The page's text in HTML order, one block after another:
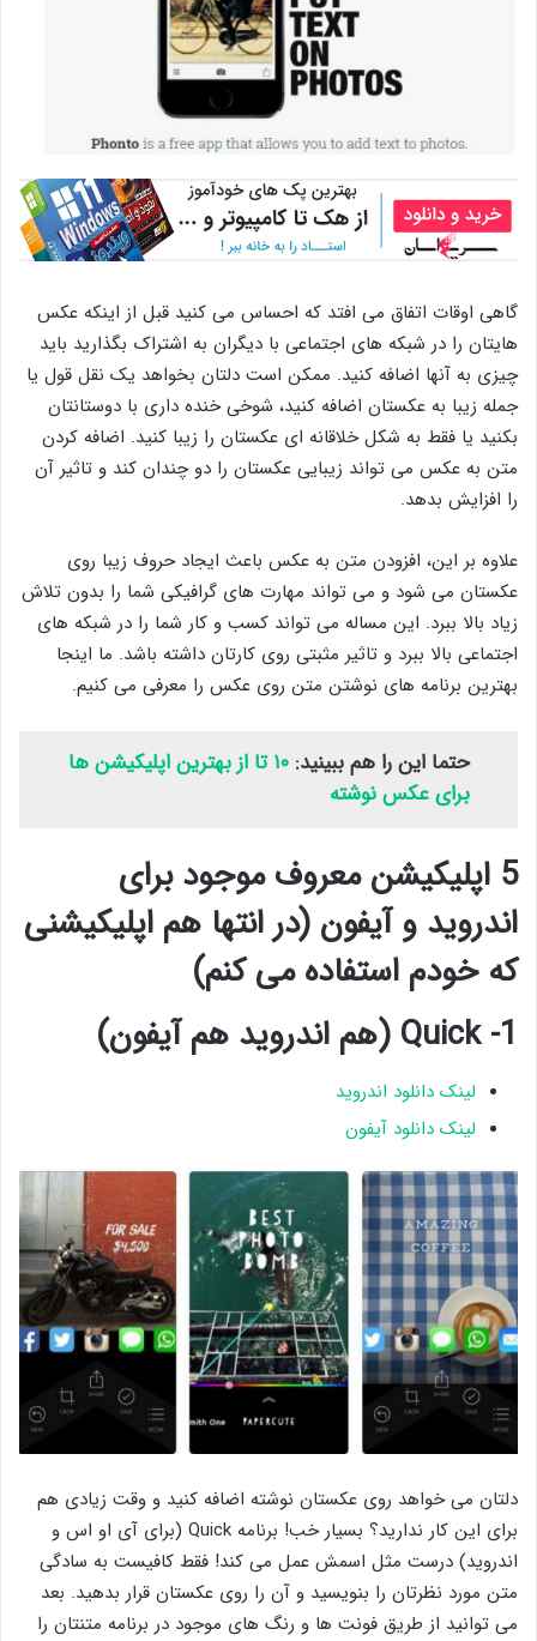
گاهی اوقات اتفاق می افتد که احساس می کنید قبل از اینکه عکس
هایتان را در شبکه های اجتماعی با دیگران به اشتراک بگذارید باید
چیزی به آنها اضافه کنید. ممکن است دلتان بخواهد یک نقل قول یا
جمله زیبا به عکستان اضافه کنید، شوخی خنده داری با دوستانتان
بکنید یا فقط به شکل خلاقانه ای عکستان را زیبا کنید. اضافه کردن
متن به عکس می تواند زیبایی عکستان را دو چندان کند و تاثیر آن
را افزایش بدهد.
علاوه بر این، افزودن متن به عکس باعث ایجاد حروف زیبا روی
عکستان می شود و می تواند مهارت های گرافیکی شما را بدون تلاش
زیاد بالا ببرد. این مساله می تواند کسب و کار شما را در شبکه های
اجتماعی بالا ببرد و تاثیر مثبتی روی کارتان داشته باشد. ما اینجا
بهترین برنامه های نوشتن متن روی عکس را معرفی می کنیم.
حتما این را هم ببینید:
۱۰ تا از بهترین اپلیکیشن ها
برای عکس نوشته
5 اپلیکیشن معروف موجود برای
اندروید و آیفون (در انتها هم اپلیکیشنی
که خودم استفاده می کنم)
1- Quick (هم اندروید هم آیفون)
لینک دانلود اندروید
لینک دانلود آیفون
دلتان می خواهد روی عکستان نوشته اضافه کنید و وقت زیادی هم
برای این کار ندارید؟ بسیار خب! برنامه Quick (برای آی او اس و
اندروید) درست مثل اسمش عمل می کند! فقط کافیست به سادگی
متن مورد نظرتان را بنویسید و آن را روی عکستان قرار بدهید. بعد
می توانید از طریق فونت ها و رنگ های موجود در برنامه متنتان را